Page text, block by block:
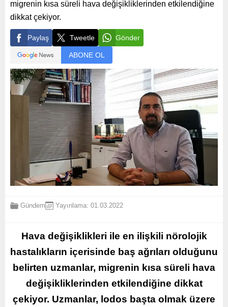
migrenin kısa süreli hava değişikliklerinden etkilendiğine
dikkat çekiyor.
Paylaş Tweetle Gönder
ABONE OL
Gündem Yayınlama: 01.03.2022
Hava değişiklikleri ile en ilişkili nörolojik
hastalıkların içerisinde baş ağrıları olduğunu
belirten uzmanlar, migrenin kısa süreli hava
değişikliklerinden etkilendiğine dikkat
çekiyor. Uzmanlar, lodos başta olmak üzere